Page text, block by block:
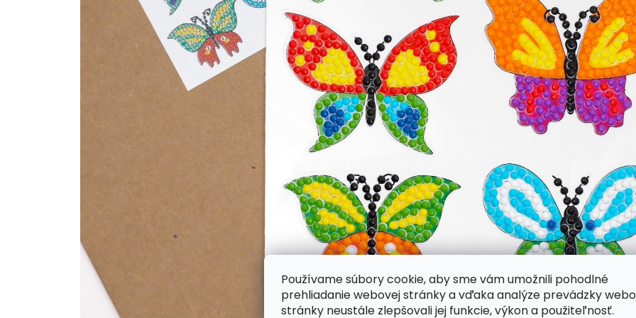
Používame súbory cookie, aby sme vám umožnili pohodlné
prehliadanie webovej stránky a vďaka analýze prevádzky
stránky neustále zlepšovali jej funkcie, výkon a použiteľnosť.